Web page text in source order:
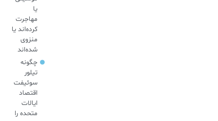
یا
مهاجرت
کرده‌اند یا
منزوی
شده‌اند
چگونه
تیلور
سوئیفت
اقتصاد
ایالات
متحده را